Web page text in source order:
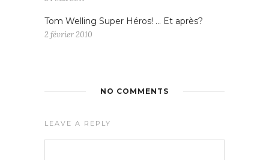
Tom Welling Super Héros! … Et après?
2 février 2010
NO COMMENTS
LEAVE A REPLY